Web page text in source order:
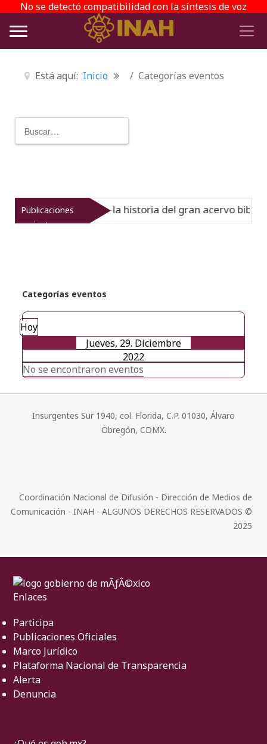
No se detectó compatibilidad con la síntesis de voz
Está aquí: Inicio Categorías eventos
Publicaciones
recientes
Virreinato muestra la historia del gran acervo
Categorías eventos
Hoy
Jueves, 29. Diciembre
2022
No se encontraron eventos
Insurgentes Sur 1940, col. Florida, C.P. 01030, Álvaro
Obregón, CDMX.
Coordinación Nacional de Difusión - Dirección de Medios de
Comunicación - INAH - ALGUNOS DERECHOS RESERVADOS ©
2025
Enlaces
Participa
Publicaciones Oficiales
Marco Jurídico
Plataforma Nacional de Transparencia
Alerta
Denuncia